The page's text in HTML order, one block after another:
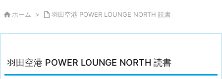
 ホーム >  羽田空港 POWER LOUNGE NORTH 読書
羽田空港 POWER LOUNGE NORTH 読書